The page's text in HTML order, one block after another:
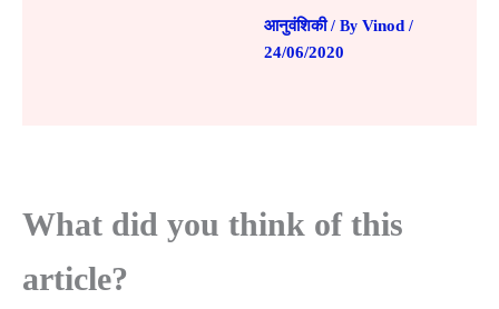
आनुवंशिकी/ By Vinod /
24/06/2020
What did you think of this
article?